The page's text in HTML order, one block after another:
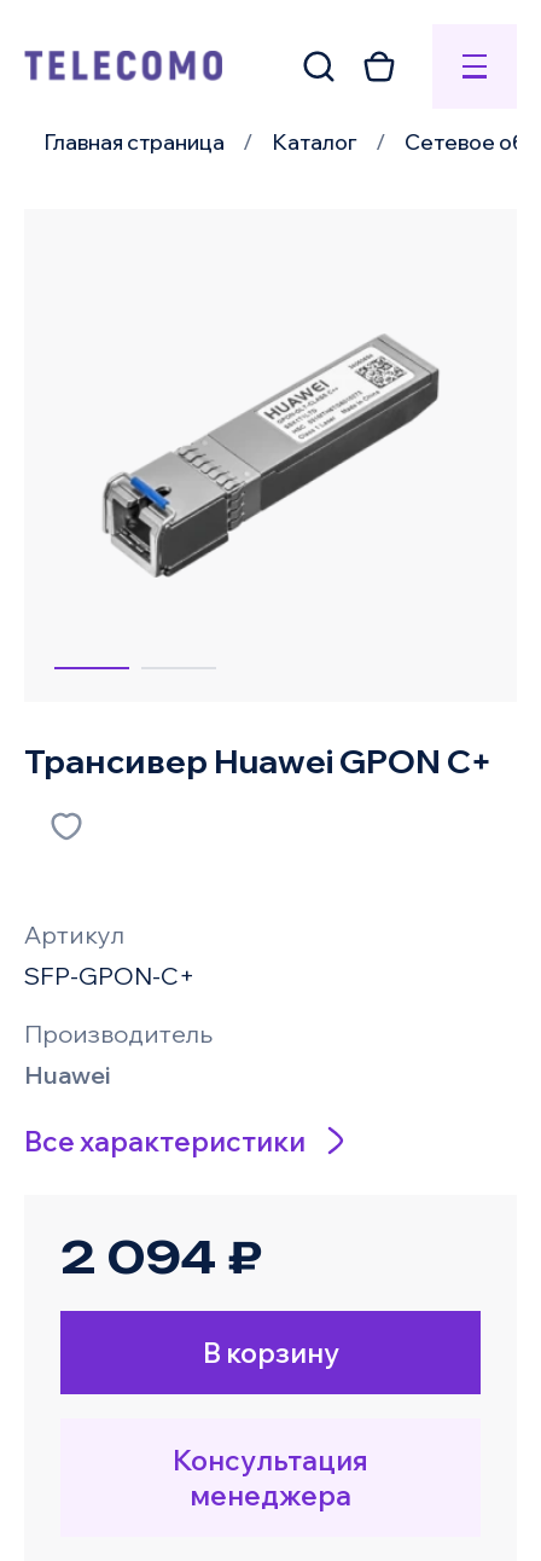
Главная страница Каталог Сетевое
Трансивер Huawei GPON C+
Артикул
SFP-GPON-C+
Производитель
Huawei
Все характеристики
2 094 ₽
В корзину
Консультация
менеджера